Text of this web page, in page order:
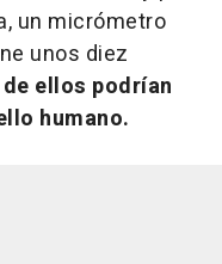
un micrómetro
unos diez
ellos podrían
humano.